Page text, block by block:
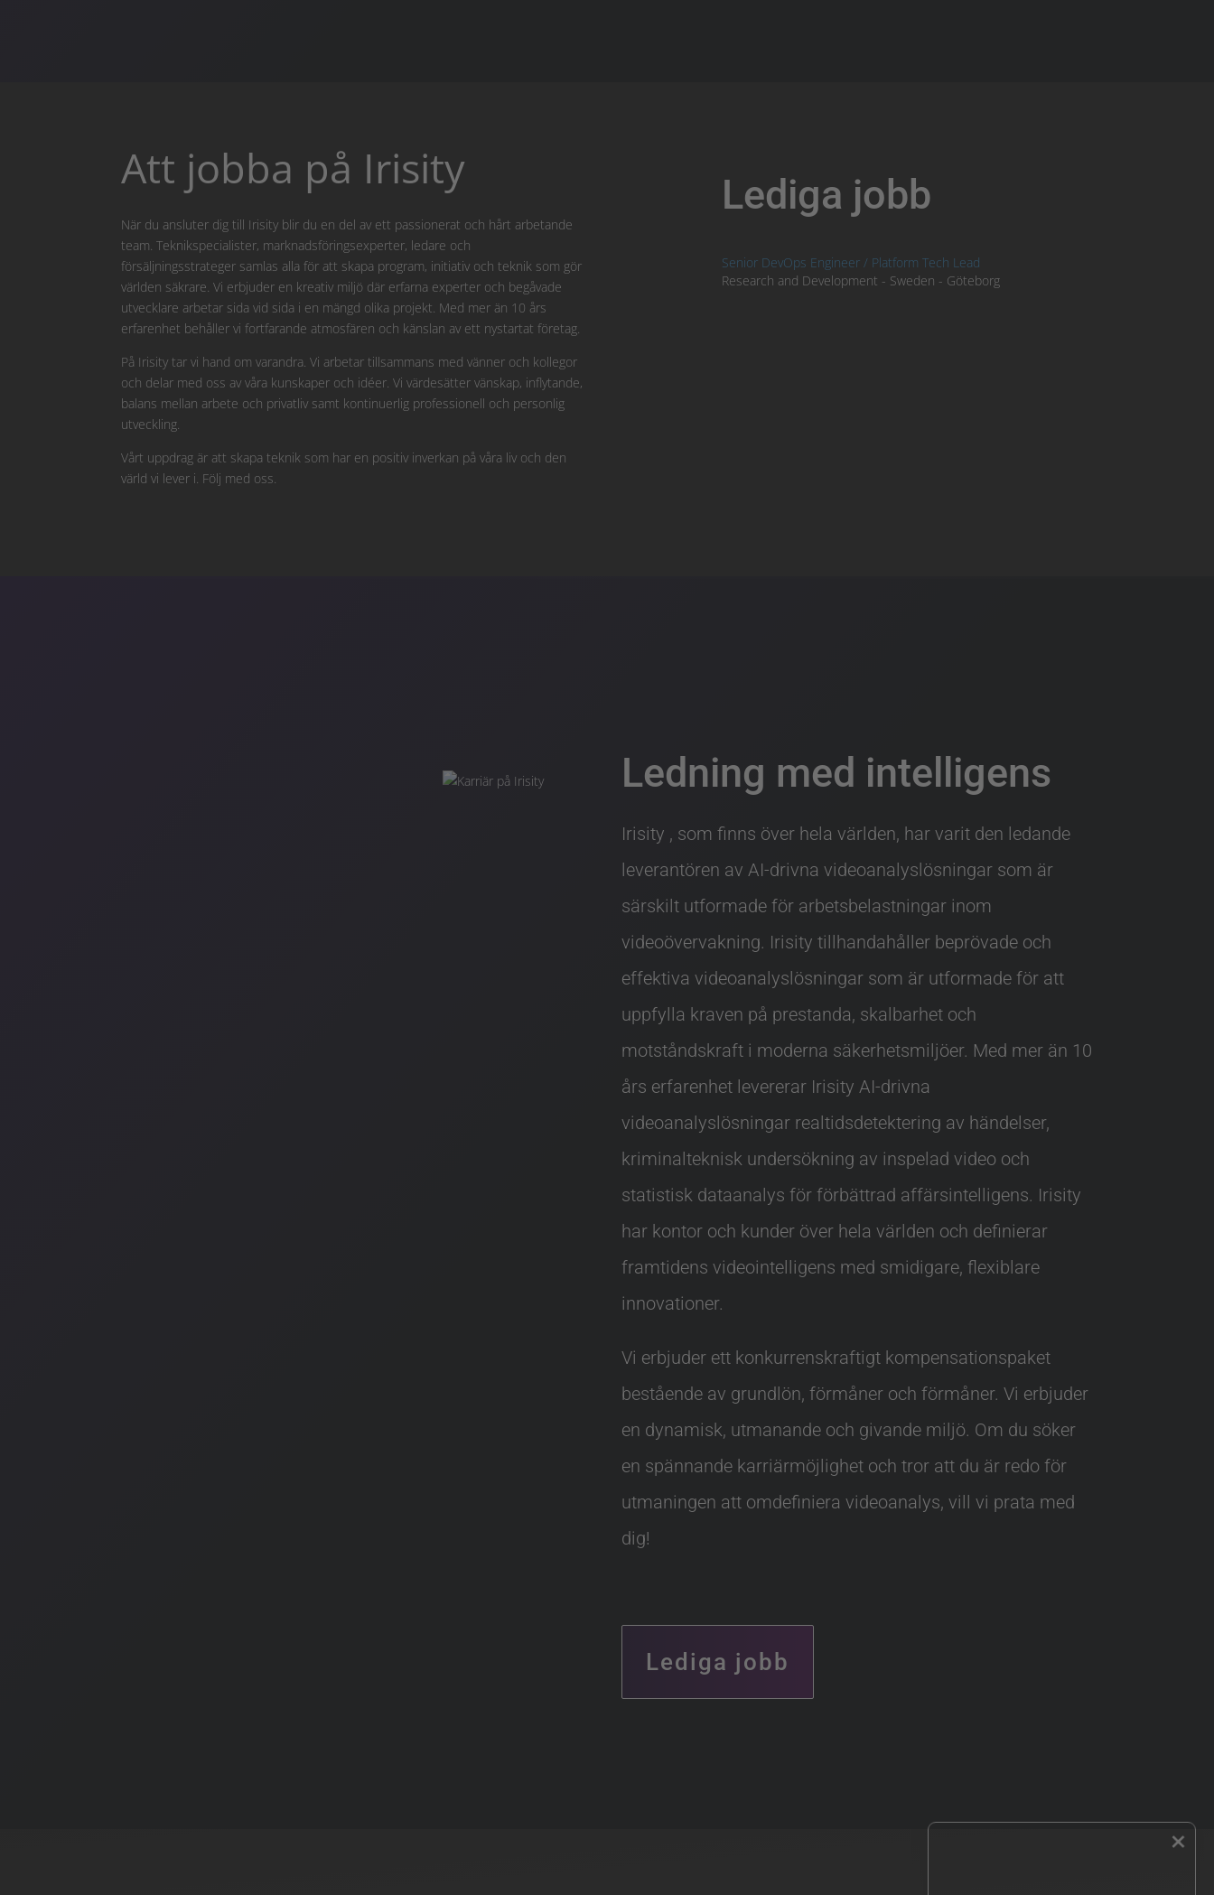
Att jobba på Irisity
När du ansluter dig till Irisity blir du en del av ett passionerat och hårt arbetande
team. Teknikspecialister, marknadsföringsexperter, ledare och
försäljningsstrateger samlas alla för att skapa program, initiativ och teknik som gör
världen säkrare. Vi erbjuder en kreativ miljö där erfarna experter och begåvade
utvecklare arbetar sida vid sida i en mängd olika projekt. Med mer än 10 års
erfarenhet behåller vi fortfarande atmosfären och känslan av ett nystartat företag.
På Irisity tar vi hand om varandra. Vi arbetar tillsammans med vänner och kollegor
och delar med oss av våra kunskaper och idéer. Vi värdesätter vänskap, inflytande,
balans mellan arbete och privatliv samt kontinuerlig professionell och personlig
utveckling.
Vårt uppdrag är att skapa teknik som har en positiv inverkan på våra liv och den
värld vi lever i. Följ med oss.
Lediga jobb
Senior DevOps Engineer / Platform Tech Lead
Research and Development - Sweden - Göteborg
Ledning med intelligens
Irisity , som finns över hela världen, har varit den ledande
leverantören av AI-drivna videoanalyslösningar som är
särskilt utformade för arbetsbelastningar inom
videoövervakning. Irisity tillhandahåller beprövade och
effektiva videoanalyslösningar som är utformade för att
uppfylla kraven på prestanda, skalbarhet och
motståndskraft i moderna säkerhetsmiljöer. Med mer än 10
års erfarenhet levererar Irisity AI-drivna
videoanalyslösningar realtidsdetektering av händelser,
kriminalteknisk undersökning av inspelad video och
statistisk dataanalys för förbättrad affärsintelligens. Irisity
har kontor och kunder över hela världen och definierar
framtidens videointelligens med smidigare, flexiblare
innovationer.
Vi erbjuder ett konkurrenskraftigt kompensationspaket
bestående av grundlön, förmåner och förmåner. Vi erbjuder
en dynamisk, utmanande och givande miljö. Om du söker
en spännande karriärmöjlighet och tror att du är redo för
utmaningen att omdefiniera videoanalys, vill vi prata med
dig!
Lediga jobb
×